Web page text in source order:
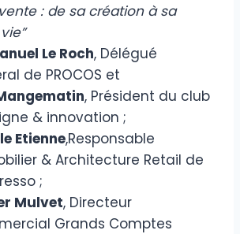
: de sa création à sa
Le Roch, Délégué
de PROCOS et
, Président du club
& innovation ;
Etienne,Responsable
& Architecture Retail de
;
Mulvet, Directeur
Grands Comptes